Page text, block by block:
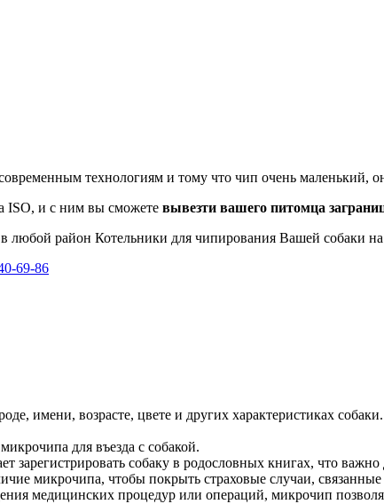
технологиям и тому что чип очень маленький,
ISO, и с ним вы сможете вывезти вашего питомца
район Котельники для чипирования Вашей собаки
69-86
имени, возрасте, цвете и других характеристиках
для въезда с собакой.
зарегистрировать собаку в родословных книгах, что важно
микрочипа, чтобы покрыть страховые случаи,
медицинских процедур или операций, микрочип